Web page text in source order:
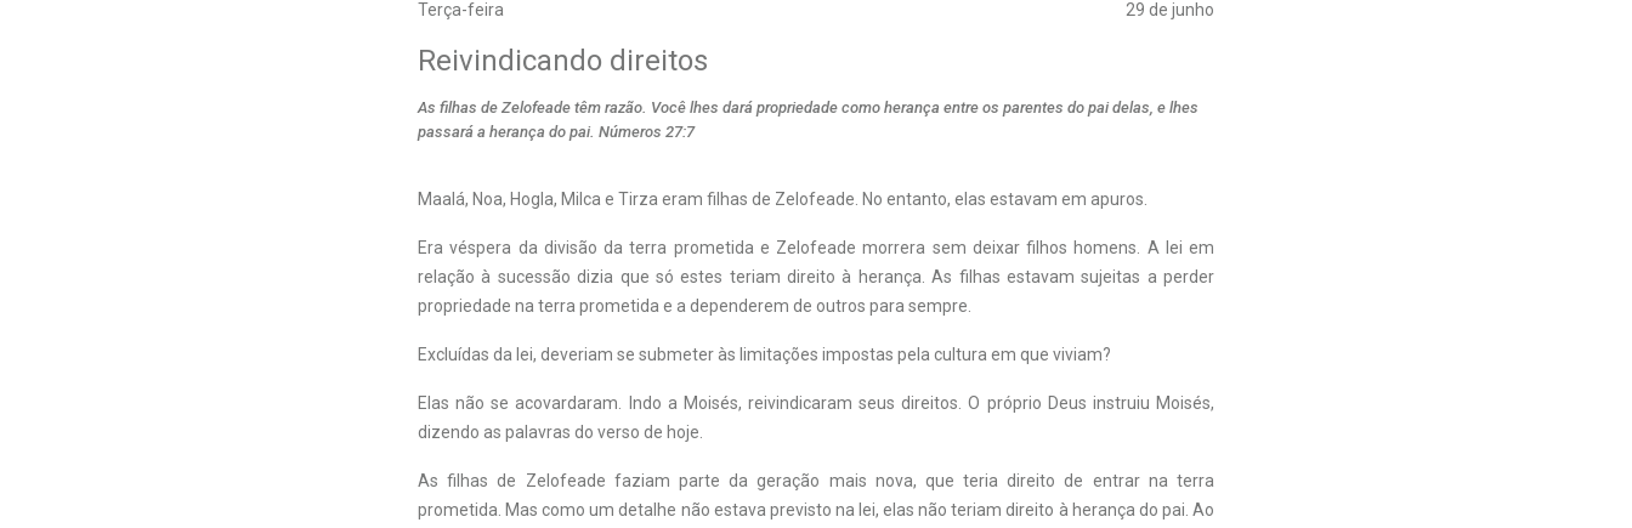
Terça-feira 29 de junho
Reivindicando direitos
As filhas de Zelofeade têm razão. Você lhes dará propriedade como herança entre os parentes do pai delas, e lhes
passará a herança do pai. Números 27:7
Maalá, Noa, Hogla, Milca e Tirza eram filhas de Zelofeade. No entanto, elas estavam em apuros.
Era véspera da divisão da terra prometida e Zelofeade morrera sem deixar filhos homens. A lei em
relação à sucessão dizia que só estes teriam direito à herança. As filhas estavam sujeitas a perder
propriedade na terra prometida e a dependerem de outros para sempre.
Excluídas da lei, deveriam se submeter às limitações impostas pela cultura em que viviam?
Elas não se acovardaram. Indo a Moisés, reivindicaram seus direitos. O próprio Deus instruiu Moisés,
dizendo as palavras do verso de hoje.
As filhas de Zelofeade faziam parte da geração mais nova, que teria direito de entrar na terra
prometida. Mas como um detalhe não estava previsto na lei, elas não teriam direito à herança do pai. Ao